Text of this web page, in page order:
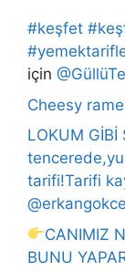
#keşfet
için
Cheesy
LOKUM GİBİ
tarifi!Tarifi
CANIMIZ
BUNU